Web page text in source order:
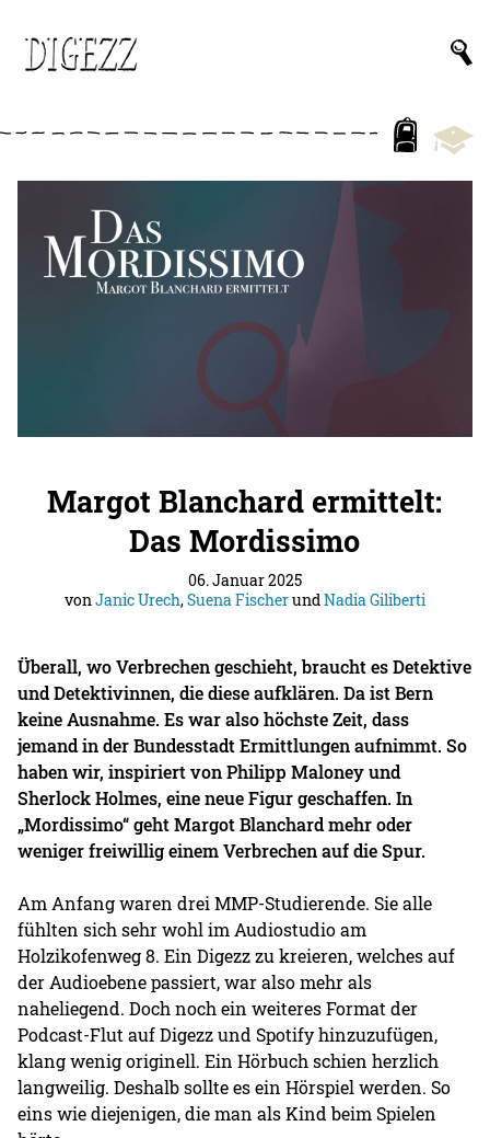
Margot Blanchard ermittelt:
Das Mordissimo
06. Januar 2025
vonJanic Urech,Suena FischerundNadia Giliberti
Überall, wo Verbrechen geschieht, braucht es Detektive
und Detektivinnen, die diese aufklären. Da ist Bern
keine Ausnahme. Es war also höchste Zeit, dass
jemand in der Bundesstadt Ermittlungen aufnimmt. So
haben wir, inspiriert von Philipp Maloney und
Sherlock Holmes, eine neue Figur geschaffen. In
„Mordissimo“ geht Margot Blanchard mehr oder
weniger freiwillig einem Verbrechen auf die Spur.
Am Anfang waren drei MMP-Studierende. Sie alle
fühlten sich sehr wohl im Audiostudio am
Holzikofenweg 8. Ein Digezz zu kreieren, welches auf
der Audioebene passiert, war also mehr als
naheliegend. Doch noch ein weiteres Format der
Podcast-Flut auf Digezz und Spotify hinzuzufügen,
klang wenig originell. Ein Hörbuch schien herzlich
langweilig. Deshalb sollte es ein Hörspiel werden. So
eins wie diejenigen, die man als Kind beim Spielen